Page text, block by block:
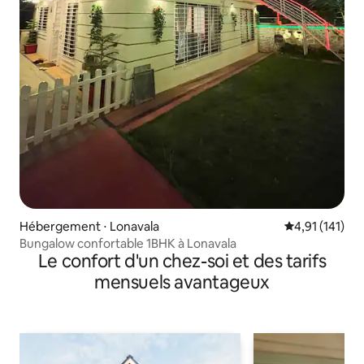
Hébergement ⋅ Lonavala Évaluation
4,91 (141)
Bungalow confortable 1BHK à Lonavala
Le confort d'un chez-soi et des tarifs
mensuels avantageux